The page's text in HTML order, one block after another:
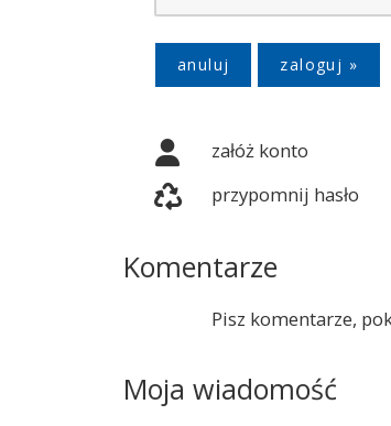
anuluj
załóż konto
przypomnij hasło
Komentarze
Pisz komentarze,
Moja wiadomość